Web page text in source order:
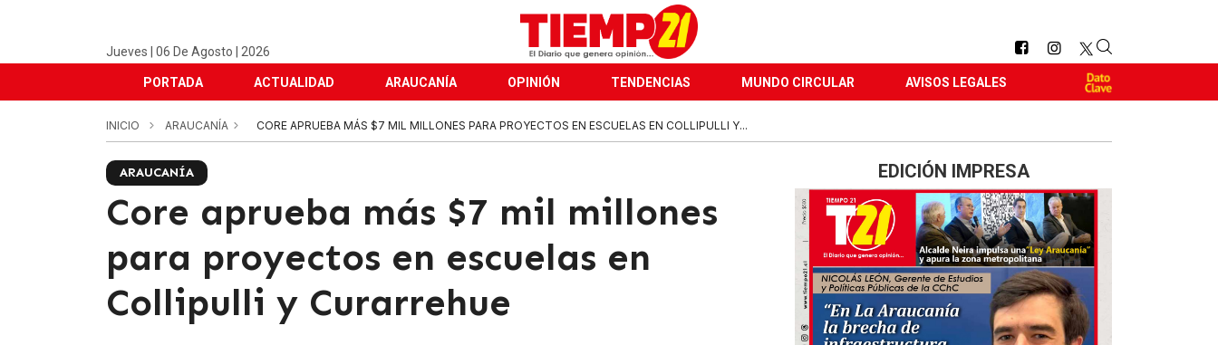
Jueves | 06 De Agosto | 2026
PORTADA ACTUALIDAD ARAUCANÍA OPINIÓN TENDENCIAS MUNDO CIRCULAR AVISOS LEGALES
INICIO ARAUCANÍA CORE APRUEBA MÁS $7 MIL MILLONES PARA PROYECTOS EN ESCUELAS EN COLLIPULLI Y...
ARAUCANÍA
Core aprueba más $7 mil millones
para proyectos en escuelas en
Collipulli y Curarrehue
EDICIÓN IMPRESA